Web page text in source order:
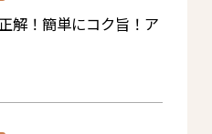
解！簡単にコク旨！ア